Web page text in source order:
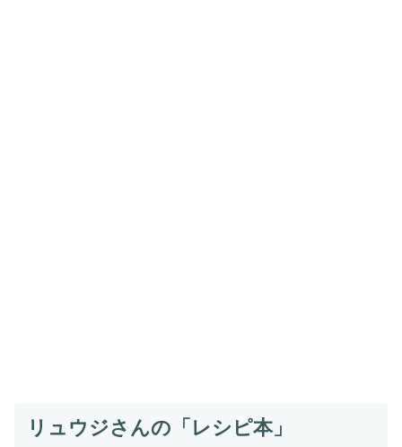
リュウジさんの「レシピ本」